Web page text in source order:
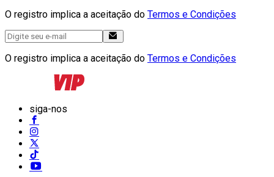
O registro implica a aceitação do Termos e Condições
O registro implica a aceitação do Termos e Condições
siga-nos